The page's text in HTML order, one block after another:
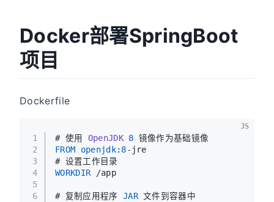
Docker部署SpringBoot
项目
Dockerfile
1
2
3
4
5
6
# 使用 OpenJDK 8 镜像作为基础镜像
FROM
openjdk: 8-jre
# 设置工作目录
WORKDIR /app
# 复制应用程序 JAR 文件到容器中
JS